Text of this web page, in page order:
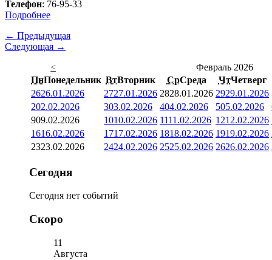
Телефон: 76-95-33
Подробнее
← Предыдущая
Следующая →
<
Февраль 2026
ПнПонедельник ВтВторник СрСреда ЧтЧетверг
2626.01.2026 2727.01.2026 2828.01.2026 2929.01.2026
202.02.2026 303.02.2026 404.02.2026 505.02.2026
909.02.2026 1010.02.2026 1111.02.2026 1212.02.2026
1616.02.2026 1717.02.2026 1818.02.2026 1919.02.2026
2323.02.2026 2424.02.2026 2525.02.2026 2626.02.2026
Сегодня
Сегодня нет событий
Скоро
11
Августа